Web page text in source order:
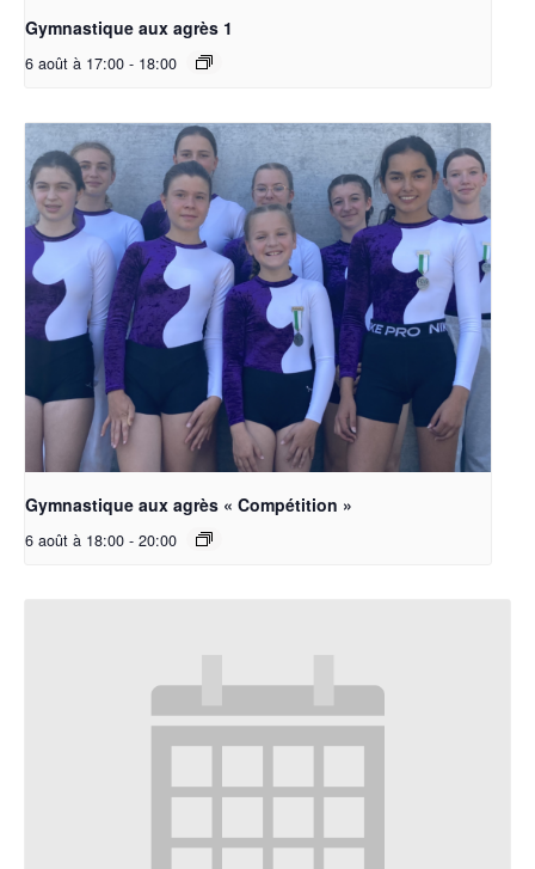
Gymnastique aux agrès 1
6 août à 17:00 - 18:00
Gymnastique aux agrès « Compétition »
6 août à 18:00 - 20:00